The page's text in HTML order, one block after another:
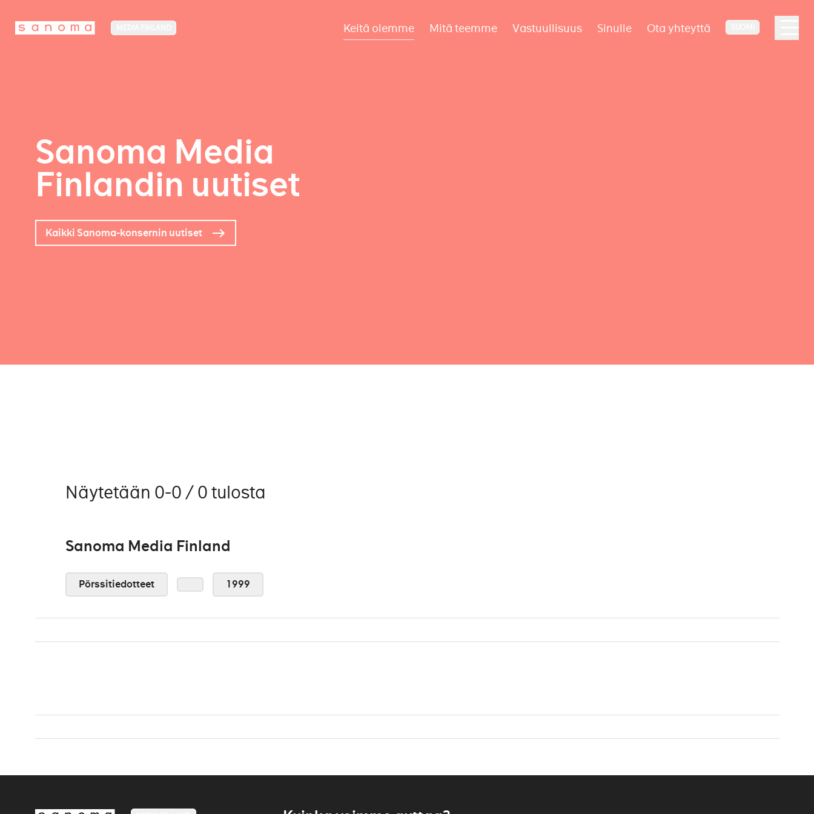
Keitä olemme Mitä teemme Vastuullisuus Sinulle Ota yhteyttä
Sanoma Media
Finlandin uutiset
Kaikki Sanoma-konsernin uutiset
Näytetään 0-0 / 0 tulosta
Sanoma Media Finland
Pörssitiedotteet 1999